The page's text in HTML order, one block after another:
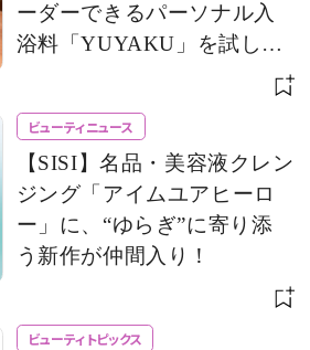
ーダーできるパーソナル入
浴料「YUYAKU」を試して
ビューティニュース
【SISI】名品・美容液クレン
ジング「アイムユアヒーロ
ー」に、“ゆらぎ”に寄り添
う新作が仲間入り！
ビューティトピックス